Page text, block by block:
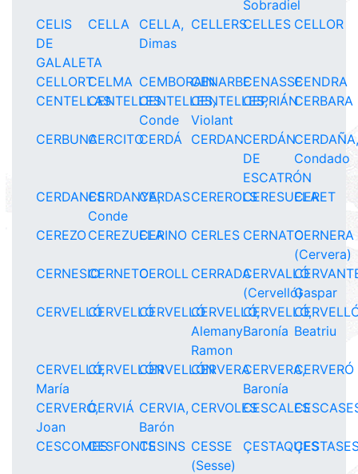
Sobradiel
CELIS
DE
GALALETA
CELLA
CELLA,
Dimas
CELLERSCELLES CELLOR
CELLORTCELMA CEMBORAINCENARBECENASSECENDRA
CENTELLASCENTELLESCENTELLES,
Conde
CENTELLES,
Violant
CEPRIÁNCERBARA
CERBUNACERCITOCERDÁ CERDANCERDÁN
DE
ESCATRÓN
Condado
CERDANESCERDANYA,
Conde
CERDASCEREROLSCERESUELA
CERET
CEREZOCEREZUELACERINO CERLES CERNATOCERNERA
(Cervera)
CERNESIOCERNETOCEROLL CERRADACERVALLÓ
(Cervelló)Gaspar
CERVELLÓCERVELLÓCERVELLÓCERVELLÓ,
Alemany
Ramon
CERVELLÓ,
Baronía Beatriu
CERVELLÓ,
María
CERVELLÓNCERVELLÓNCERVERACERVERA,
Baronía
CERVERÓ
CERVERÓ,
Joan
CERVIÁ CERVIA,
Barón
CERVOLESCESCALES
CESCOMESCESFONTSCESINS CESSE
(Sesse)
ÇESTAQUES